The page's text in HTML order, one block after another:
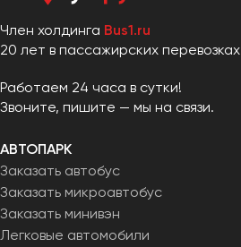
Член холдинга Bus1.ru
20 лет в пассажирских перевозках
Работаем 24 часа в сутки!
Звоните, пишите — мы на связи.
АВТОПАРК
Заказать автобус
Заказать микроавтобус
Заказать минивэн
Легковые автомобили